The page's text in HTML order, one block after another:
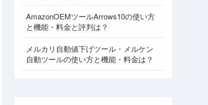
AmazonOEMツールArrows10の使い方
と機能・料金と評判は？
メルカリ自動値下げツール・メルケン
自動ツールの使い方と機能・料金は？